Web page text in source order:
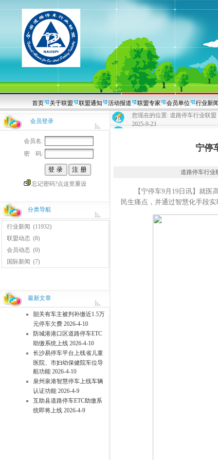
首页 关于联盟 联盟通知 活动报道 联盟专家 会员单位 行业新
会员登录
会员名:
密 码:
忘记密码?点这里重设
分类导航
行业新闻 (11932)
联盟动态 (8)
会员动态 (0)
国际新闻 (7)
最新文章
韶关有车主被判补缴近1.5万
元停车欠费 2026-4-10
防城港港口区道路停车ETC
助缴系统上线 2026-4-10
长沙易停车平台上线省儿童
医院、市妇幼保健院车位导
航功能 2026-4-10
泉州泉港智慧停车上线车辆
认证功能 2026-4-9
互助县道路停车ETC助缴系
统即将上线 2026-4-9
您现在的位置: 道路停车行业联盟
2025-9-23
宁停
道路停车行业
【宁停车9月19日讯】就医高
民生痛点，并通过智慧化手段